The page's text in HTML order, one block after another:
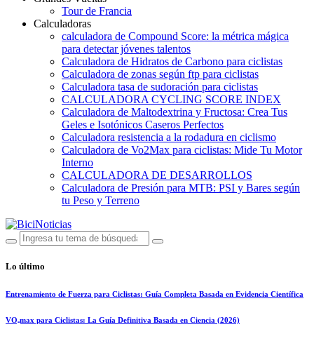
Tour de Francia
Calculadoras
calculadora de Compound Score: la métrica mágica
para detectar jóvenes talentos
Calculadora de Hidratos de Carbono para ciclistas
Calculadora de zonas según ftp para ciclistas
Calculadora tasa de sudoración para ciclistas
CALCULADORA CYCLING SCORE INDEX
Calculadora de Maltodextrina y Fructosa: Crea Tus
Geles e Isotónicos Caseros Perfectos
Calculadora resistencia a la rodadura en ciclismo
Calculadora de Vo2Max para ciclistas: Mide Tu Motor
Interno
CALCULADORA DE DESARROLLOS
Calculadora de Presión para MTB: PSI y Bares según
tu Peso y Terreno
Lo último
Entrenamiento de Fuerza para Ciclistas: Guía Completa Basada en Evidencia Científica
VO₂max para Ciclistas: La Guía Definitiva Basada en Ciencia (2026)